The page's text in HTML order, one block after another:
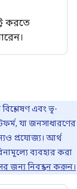
করতে
বিশ্লেষণ এবং ভূ-
যা জনসাধারণের
প্রযোজ্য। আর্থ
ব্যবহার করা
জন্য নিবন্ধন করুন।